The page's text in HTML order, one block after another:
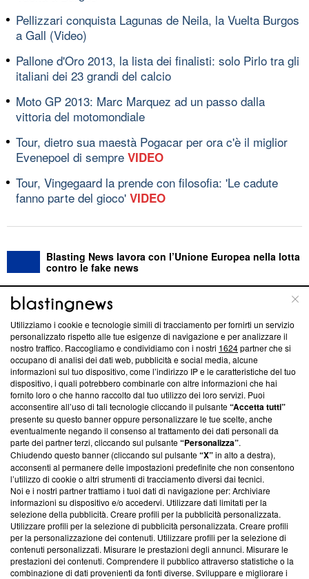
Pellizzari conquista Lagunas de Neila, la Vuelta Burgos
a Gall (Video)
Pallone d'Oro 2013, la lista dei finalisti: solo Pirlo tra gli
italiani dei 23 grandi del calcio
Moto GP 2013: Marc Marquez ad un passo dalla
vittoria del motomondiale
Tour, dietro sua maestà Pogacar per ora c'è il miglior
Evenepoel di sempre VIDEO
Tour, Vingegaard la prende con filosofia: 'Le cadute
fanno parte del gioco' VIDEO
Blasting News lavora con l’Unione Europea nella lotta
contro le fake news
ABOUT LINEA EDITORIALE
Questa sezione offre informazioni trasparenti su Blasting
News, sui nostri processi editoriali e su come ci impegniamo a
creare news di qualità. Inoltre, afferma la nostra aderenza a
‘Trust Project - News with Integrity’Blasting News non è
ancora membro del programma, ma ha richiesto di farne
parte; Trust Project non ha ancora effettuato una verifica di
conformità agli standard.
Su di noi
Team editoriale
Corporate
Redazione
Informativa Privacy
Cookie Policy
Utilizziamo i cookie e tecnologie simili di tracciamento per fornirti un servizio
personalizzato rispetto alle tue esigenze di navigazione e per analizzare il
nostro traffico. Raccogliamo e condividiamo con i nostri 1624partner che si
occupano di analisi dei dati web, pubblicità e social media, alcune
informazioni sul tuo dispositivo, come l’indirizzo IP e le caratteristiche del tuo
dispositivo, i quali potrebbero combinarle con altre informazioni che hai
fornito loro o che hanno raccolto dal tuo utilizzo dei loro servizi. Puoi
acconsentire all’uso di tali tecnologie cliccando il pulsante“Accetta tutti”
presente su questo banner oppure personalizzare le tue scelte, anche
eventualmente negando il consenso al trattamento dei dati personali da
parte dei partner terzi, cliccando sul pulsante“Personalizza”.
Chiudendo questo banner (cliccando sul pulsante“X”in alto a destra),
acconsenti al permanere delle impostazioni predefinite che non consentono
l’utilizzo di cookie o altri strumenti di tracciamento diversi dai tecnici.
Noi e i nostri partner trattiamo i tuoi dati di navigazione per: Archiviare
informazioni su dispositivo e/o accedervi. Utilizzare dati limitati per la
selezione della pubblicità. Creare profili per la pubblicità personalizzata.
Utilizzare profili per la selezione di pubblicità personalizzata. Creare profili
per la personalizzazione dei contenuti. Utilizzare profili per la selezione di
contenuti personalizzati. Misurare le prestazioni degli annunci. Misurare le
prestazioni dei contenuti. Comprendere il pubblico attraverso statistiche o la
combinazione di dati provenienti da fonti diverse. Sviluppare e migliorare i